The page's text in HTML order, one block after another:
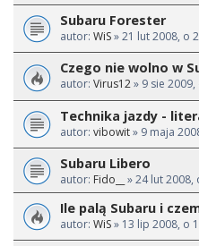
Subaru Forester
autor: WiS» 21 lut 2008, o
Czego nie wolno w
autor: Virus12» 9 sie
Technika jazdy -
autor: vibowit» 9 maja
Subaru Libero
autor: Fido__ » 24 lut 2008,
Ile palą Subaru i
autor: WiS» 13 lip 2008, o